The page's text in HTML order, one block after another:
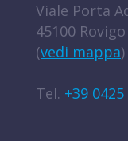
Viale Porta
45100 Rovigo
(vedi mappa)
Tel. +39